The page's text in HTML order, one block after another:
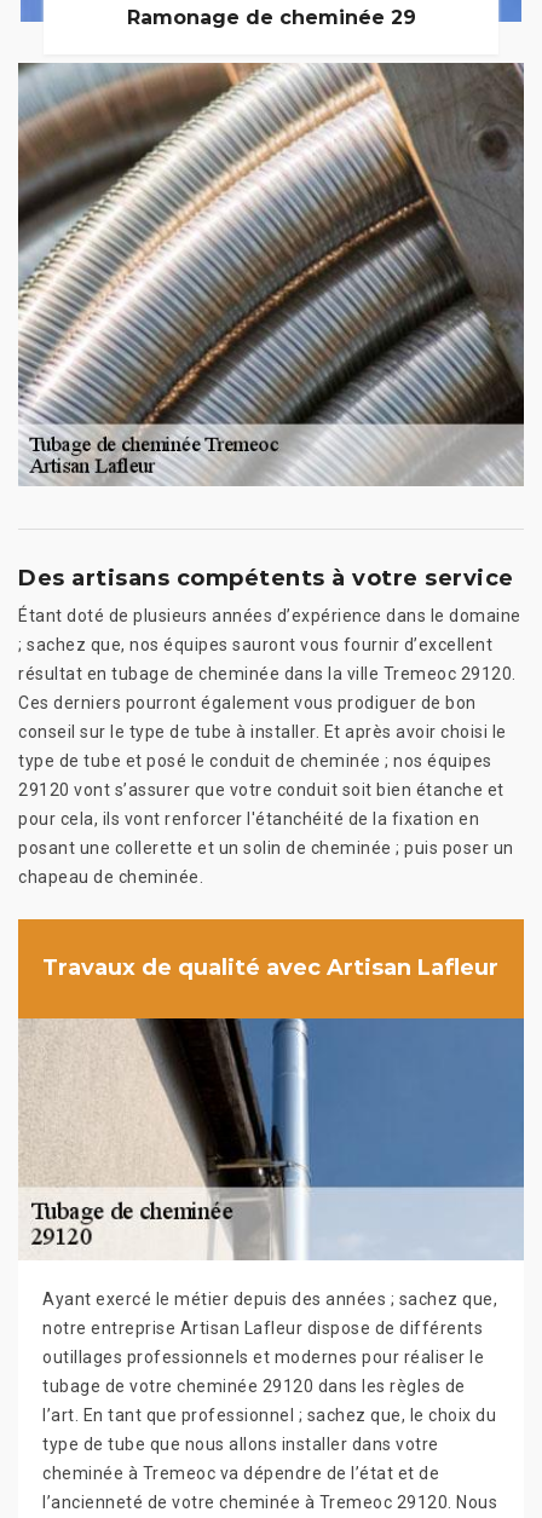
Ramonage de cheminée 29
Des artisans compétents à votre service
Étant doté de plusieurs années d’expérience dans le domaine
; sachez que, nos équipes sauront vous fournir d’excellent
résultat en tubage de cheminée dans la ville Tremeoc 29120.
Ces derniers pourront également vous prodiguer de bon
conseil sur le type de tube à installer. Et après avoir choisi le
type de tube et posé le conduit de cheminée ; nos équipes
29120 vont s’assurer que votre conduit soit bien étanche et
pour cela, ils vont renforcer l'étanchéité de la fixation en
posant une collerette et un solin de cheminée ; puis poser un
chapeau de cheminée.
Travaux de qualité avec Artisan Lafleur
Ayant exercé le métier depuis des années ; sachez que,
notre entreprise Artisan Lafleur dispose de différents
outillages professionnels et modernes pour réaliser le
tubage de votre cheminée 29120 dans les règles de
l’art. En tant que professionnel ; sachez que, le choix du
type de tube que nous allons installer dans votre
cheminée à Tremeoc va dépendre de l’état et de
l’ancienneté de votre cheminée à Tremeoc 29120. Nous